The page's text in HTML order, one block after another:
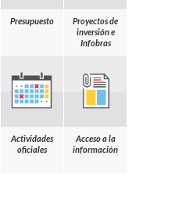
Presupuesto
Proyectos de
inversión e
Infobras
Actividades
oficiales
Acceso a la
información